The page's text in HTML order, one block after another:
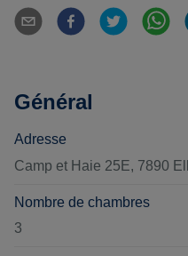
Général
Adresse
Camp et Haie 25E, 7890
Nombre de chambres
3